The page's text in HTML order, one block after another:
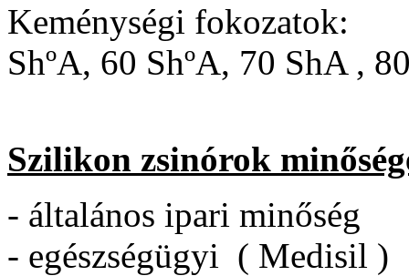
Keménységi
ShºA, 60 ShºA, 70 ShA ,
Szilikon zsinórok
- általános ipari minőség
- egészségügyi ( Medisil )